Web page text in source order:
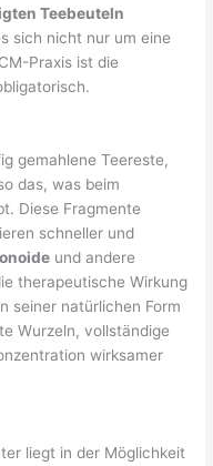
Teebeuteln
sich nicht nur um eine
Praxis ist die
gemahlene Teereste,
das, was beim
Diese Fragmente
schneller und
und andere
therapeutische Wirkung
seiner natürlichen Form
Wurzeln, vollständige
wirksamer
liegt in der Möglichkeit